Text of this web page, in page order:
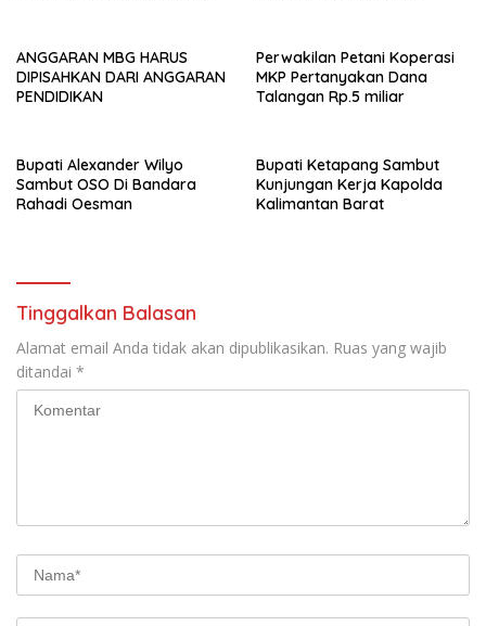
ANGGARAN MBG HARUS
DIPISAHKAN DARI ANGGARAN
PENDIDIKAN
Perwakilan Petani Koperasi
MKP Pertanyakan Dana
Talangan Rp.5 miliar
Bupati Alexander Wilyo
Sambut OSO Di Bandara
Rahadi Oesman
Bupati Ketapang Sambut
Kunjungan Kerja Kapolda
Kalimantan Barat
Tinggalkan Balasan
Alamat email Anda tidak akan dipublikasikan. Ruas yang wajib
ditandai *